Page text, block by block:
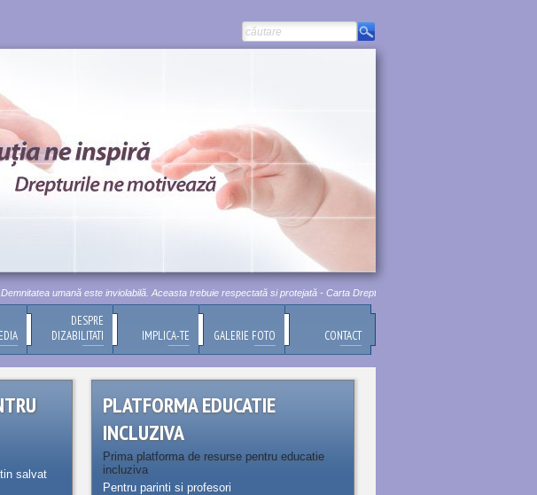
umană este inviolabilă. Aceasta trebuie respectată si protejată - Carta Drepturilor Fundamentale a Uniunii Europene,
DESPRE
DIZABILITATI
IMPLICA-TE GALERIE FOTO CONTACT
salvat
PLATFORMA EDUCATIE
INCLUZIVA
Prima platforma de resurse pentru educatie
incluziva
Pentru parinti si profesori